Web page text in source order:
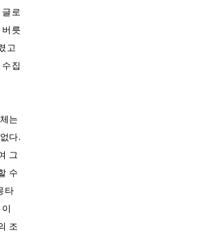
로
릇
고
집
는
다.
그
수
타
조